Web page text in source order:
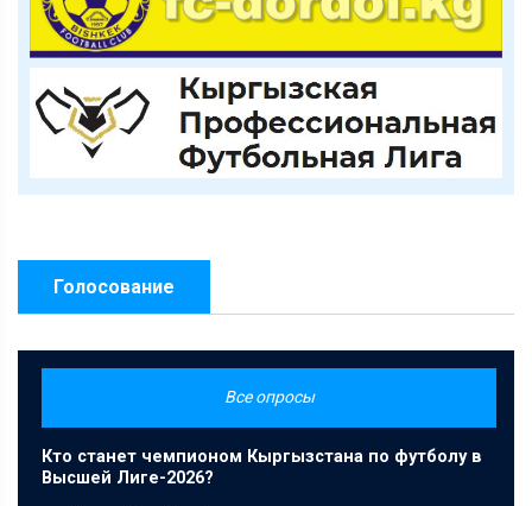
Голосование
Все опросы
Кто станет чемпионом Кыргызстана по футболу в
Высшей Лиге-2026?